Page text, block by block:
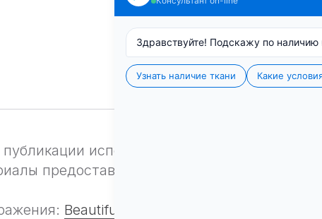
используется по лицензии
предоставлены Magnific).
Beautiful village on a dry grassy hill